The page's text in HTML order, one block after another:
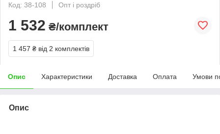
Код: 38-108
Опт і роздріб
1 532 ₴/комплект
1 457 ₴ від 2 комплектів
Опис Характеристики Доставка Оплата Умови
Опис